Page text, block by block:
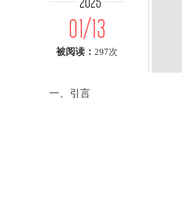
01/13
被阅读： 297次
一、引言